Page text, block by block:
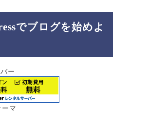
でブログを始めよ
ー
マ